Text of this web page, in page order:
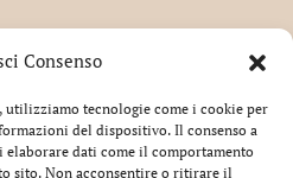
Consenso
tecnologie come i cookie per
del dispositivo. Il consenso a
elaborare dati come il comportamento
sito. Non acconsentire o ritirare il